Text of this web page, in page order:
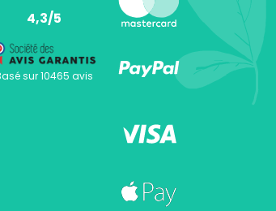
4,3/5
sur 10465 avis